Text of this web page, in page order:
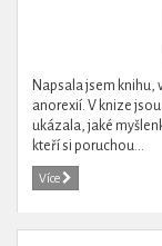
Napsala jsem knihu,
anorexií. V knize
ukázala, jaké
kteří si poruchou...
Více